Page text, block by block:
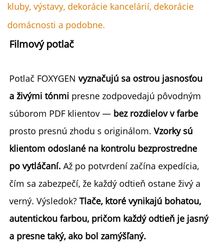
kluby, výstavy, dekorácie kancelárií, dekorácie
domácnosti a podobne.
Filmový potlač
Potlač FOXYGEN vyznačujú sa ostrou jasnosťou
a živými tónmi presne zodpovedajú pôvodným
súborom PDF klientov —
prosto presnú zhodu s originálom. Vzorky sú
klientom odoslané na kontrolu bezprostredne
po vytláčaní. Až po potvrdení začína expedícia,
čím sa zabezpečí, že každý odtieň ostane živý a
verný. Výsledok? Tlače, ktoré vynikajú bohatou,
autentickou farbou, pričom každý odtieň je jasný
a presne taký, ako bol zamýšľaný.